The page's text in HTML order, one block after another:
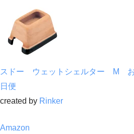
スドー ウェットシェルター M
日便
created by Rinker
Amazon